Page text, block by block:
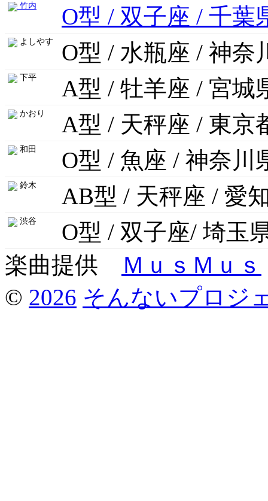
竹内 O型 / 双子座 / 千葉
よしやす O型 / 水瓶座 / 神奈
下平 A型 / 牡羊座 / 宮城
かおり A型 / 天秤座 / 東京
和田 O型 / 魚座 / 神奈川
鈴木 AB型 / 天秤座 / 愛
渋谷
O型 / 双子座/ 埼玉
楽曲提供
ＭｕｓＭｕｓ
© 2026 そんないプロジ